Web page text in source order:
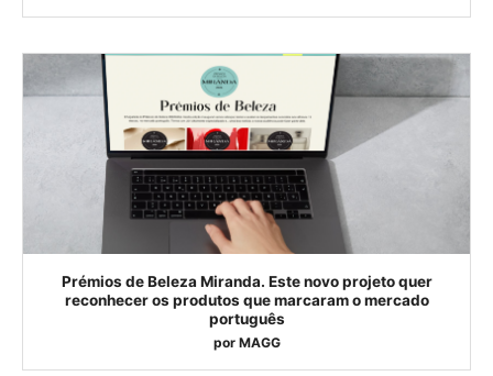
Prémios de Beleza Miranda. Este novo projeto quer
reconhecer os produtos que marcaram o mercado
português
por MAGG